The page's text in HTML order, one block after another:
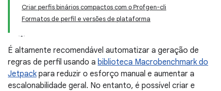
Criar perfis binários compactos com o Profgen-cli
Formatos de perfil e versões de plataforma
É altamente recomendável automatizar a geração de
regras de perfil usando a biblioteca Macrobenchmark do
Jetpackpara reduzir o esforço manual e aumentar a
escalonabilidade geral. No entanto, é possível criar e